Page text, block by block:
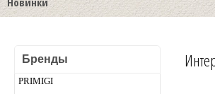
Бренды
PRIMIGI